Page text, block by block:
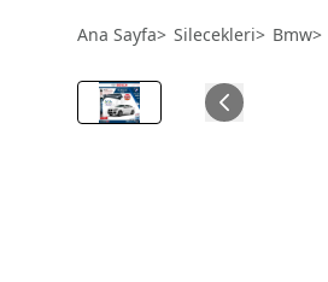
Ana Sayfa> Silecekleri> Bmw>